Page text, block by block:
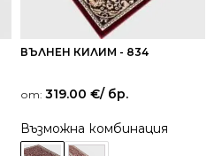
ВЪЛНЕН КИЛИМ - 834
от: 319.00 €/ бр.
Възможна комбинация